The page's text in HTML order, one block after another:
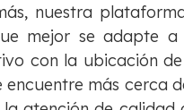
nuestra
mejor se adapte a
con la ubicación
encuentre más cerca